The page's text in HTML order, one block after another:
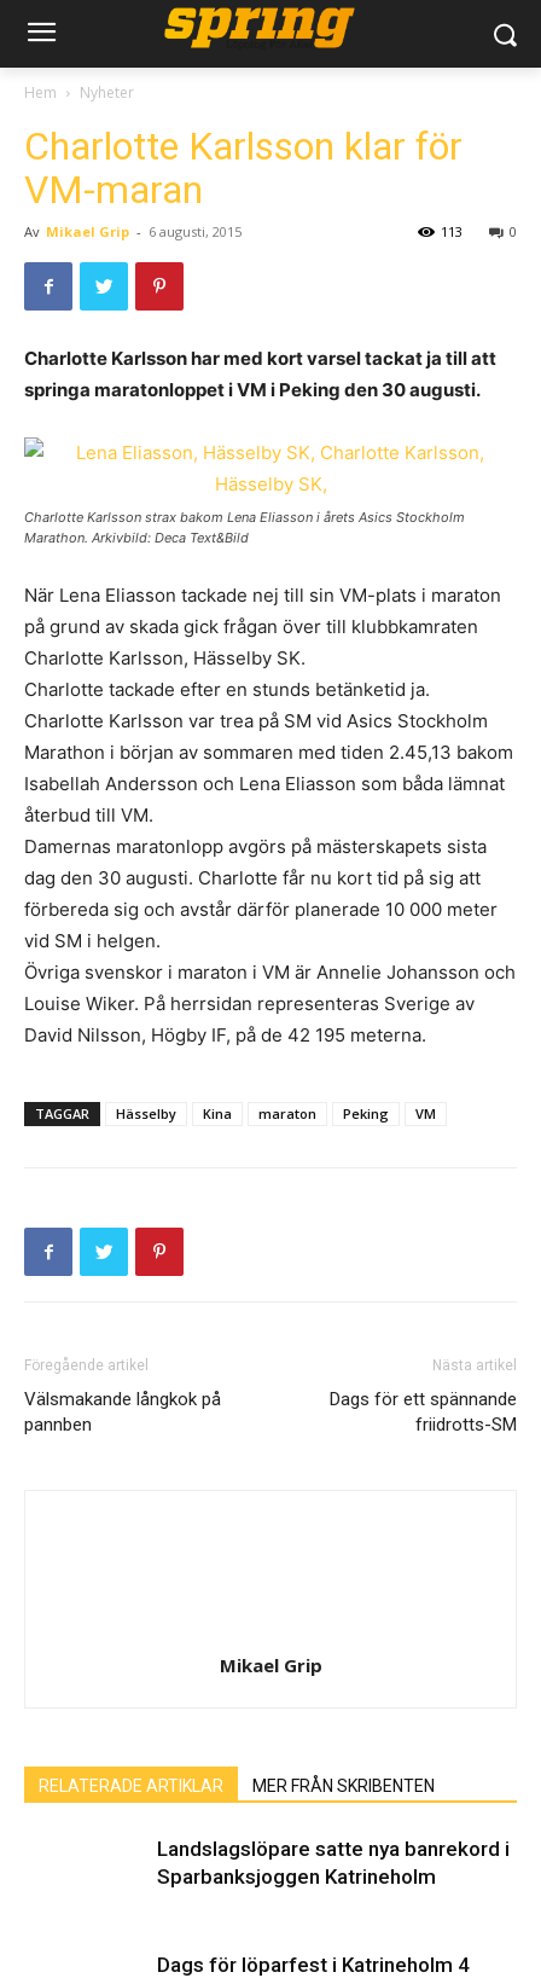
Hem Nyheter
Charlotte Karlsson klar för
VM-maran
Av Mikael Grip - 6 augusti, 2015 0
113
Charlotte Karlsson har med kort varsel tackat ja till att
springa maratonloppet i VM i Peking den 30 augusti.
Charlotte Karlsson strax bakom Lena Eliasson i årets Asics Stockholm
Marathon. Arkivbild: Deca Text&Bild
När Lena Eliasson tackade nej till sin VM-plats i maraton
på grund av skada gick frågan över till klubbkamraten
Charlotte Karlsson, Hässelby SK.
Charlotte tackade efter en stunds betänketid ja.
Charlotte Karlsson var trea på SM vid Asics Stockholm
Marathon i början av sommaren med tiden 2.45,13 bakom
Isabellah Andersson och Lena Eliasson som båda lämnat
återbud till VM.
Damernas maratonlopp avgörs på mästerskapets sista
dag den 30 augusti. Charlotte får nu kort tid på sig att
förbereda sig och avstår därför planerade 10 000 meter
vid SM i helgen.
Övriga svenskor i maraton i VM är Annelie Johansson och
Louise Wiker. På herrsidan representeras Sverige av
David Nilsson, Högby IF, på de 42 195 meterna.
TAGGAR Hässelby Kina maraton Peking VM
Föregående artikel
Välsmakande långkok på
pannben
Nästa artikel
Dags för ett spännande
friidrotts-SM
Mikael Grip
RELATERADE ARTIKLAR MER FRÅN SKRIBENTEN
Landslagslöpare satte nya banrekord i
Sparbanksjoggen Katrineholm
Dags för löparfest i Katrineholm 4